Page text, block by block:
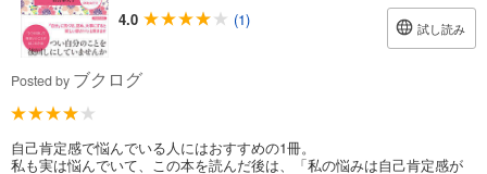
4.0
(1) 試し読み
Posted by ブクログ
自己肯定感で悩んでいる人にはおすすめの1冊。
私も実は悩んでいて、この本を読んだ後は、「私の悩みは自己肯定感が